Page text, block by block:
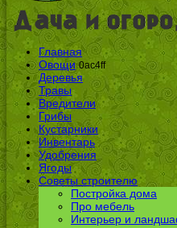
Главная
Овощи 0ac4ff
Деревья
Травы
Вредители
Грибы
Кустарники
Инвентарь
Удобрения
Ягоды
Советы строителю
Постройка дома
Про мебель
Интерьер и